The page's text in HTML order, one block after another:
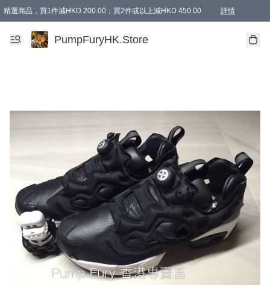
精選商品，買1件減HKD 200.00；買2件或以上減HKD 450.00 詳情
AAPE商品,會員專享9折或以上（按會員等級）AAPE products, members can
精選商品，任選買2件或以上減HKD 100.00
購物滿 HKD 800.00即享免運費優惠！（適用於 特定的送貨方式 )
PumpFuryHK.Store